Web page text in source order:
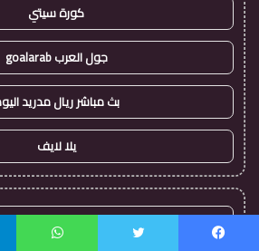
كورة سيتي
جول العرب goalarab
بث مباشر ريال مدريد
يلا لايف
ريال مدريد مباشر اليوم